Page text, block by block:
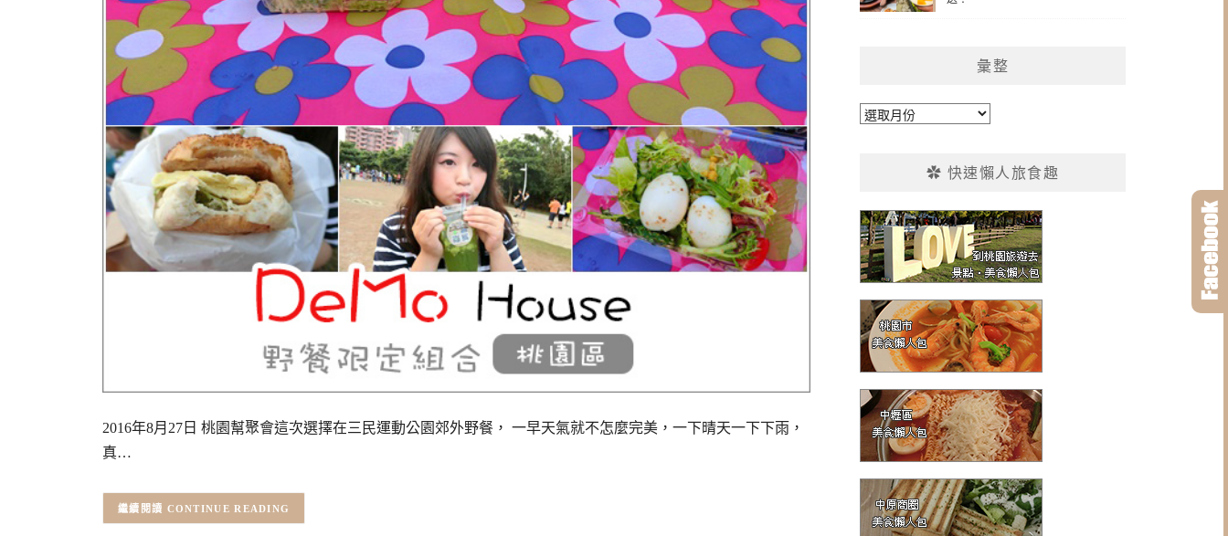
2016年8月27日 桃園幫聚會這次選擇在三民運動公園郊外野餐， 一早天氣就不怎麼完美，一下晴天一下下雨，
真…
CONTINUE READING
彙整
彙
✿ 快速懶人旅食趣